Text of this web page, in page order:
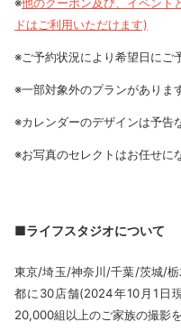
ドはご利用いただけます)
※ご予約状況により希望日にご
※一部対象外のプランがありま
※カレンダーのデザインは予告
※お写真のセレクトはお任せに
■ライフスタジオについて
東京/埼玉/神奈川/千葉/茨城/
都に30店舗(2024年10月1日
20,000組以上のご家族の撮影